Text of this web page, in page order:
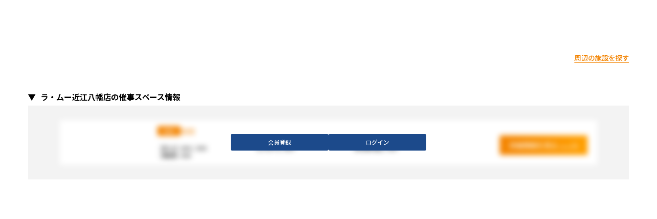
周辺の施設を探す
ラ・ムー近江八幡店の催事スペース情報
XXX XXX
【広さ】 【フロア】XXX 【利用料金】 詳細情報を見る
会員登録 ログイン